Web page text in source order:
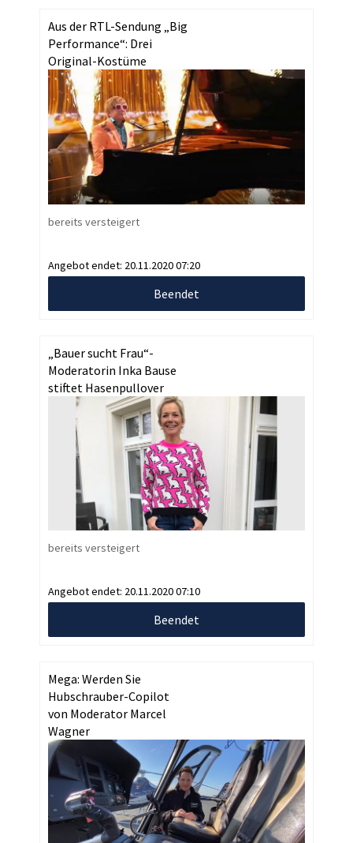
Aus der RTL-Sendung „Big
Performance“: Drei
Original-Kostüme
bereits versteigert
Angebot endet: 20.11.2020 07:20
Beendet
„Bauer sucht Frau“-
Moderatorin Inka Bause
stiftet Hasenpullover
bereits versteigert
Angebot endet: 20.11.2020 07:10
Beendet
Mega: Werden Sie
Hubschrauber-Copilot
von Moderator Marcel
Wagner